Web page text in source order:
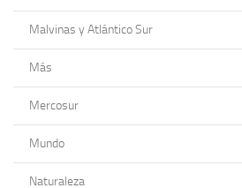
Malvinas y Atlántico Sur
Más
Mercosur
Mundo
Naturaleza